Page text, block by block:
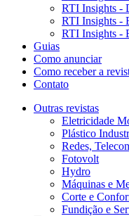
RTI Insights -
RTI Insights -
RTI Insights -
Guias
Como anunciar
Como receber a
Contato
Outras revistas
Eletricidade
Plástico
Redes,
Fotovolt
Hydro
Máquinas e
Corte e
Fundição e